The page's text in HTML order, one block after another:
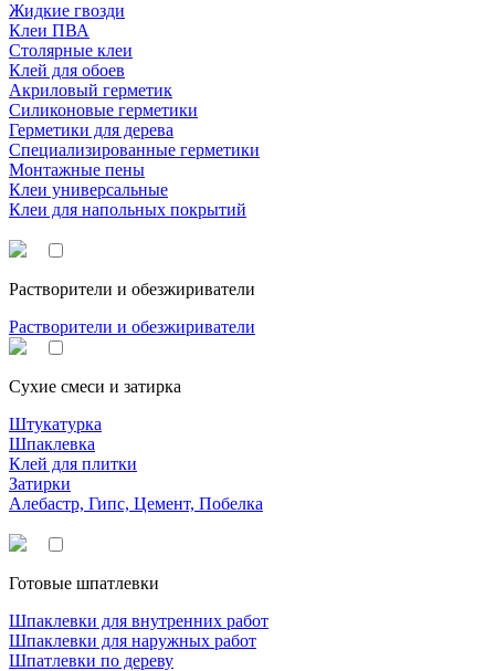
Жидкие гвозди
Клеи ПВА
Столярные клеи
Клей для обоев
Акриловый герметик
Силиконовые герметики
Герметики для дерева
Специализированные герметики
Монтажные пены
Клеи универсальные
Клеи для напольных покрытий
Растворители и обезжириватели
Растворители и обезжириватели
Сухие смеси и затирка
Штукатурка
Шпаклевка
Клей для плитки
Затирки
Алебастр, Гипс, Цемент, Побелка
Готовые шпатлевки
Шпаклевки для внутренних работ
Шпаклевки для наружных работ
Шпатлевки по дереву